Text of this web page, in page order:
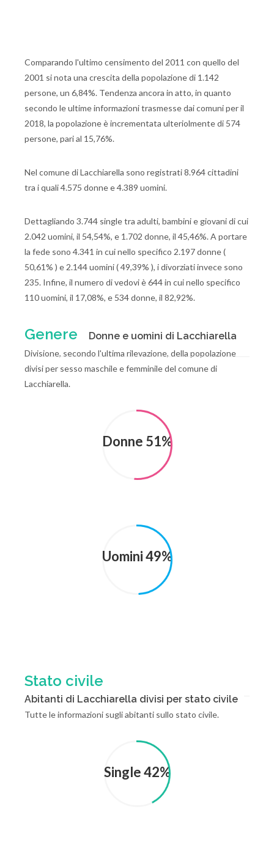
Comparando l'ultimo censimento del 2011 con quello del
2001 si nota una crescita della popolazione di 1.142
persone, un 6,84%. Tendenza ancora in atto, in quanto
secondo le ultime informazioni trasmesse dai comuni per il
2018, la popolazione è incrementata ulteriolmente di 574
persone, pari al 15,76%.
Nel comune di Lacchiarella sono registrati 8.964 cittadini
tra i quali 4.575 donne e 4.389 uomini.
Dettagliando 3.744 single tra adulti, bambini e giovani di cui
2.042 uomini, il 54,54%, e 1.702 donne, il 45,46%. A portare
la fede sono 4.341 in cui nello specifico 2.197 donne (
50,61% ) e 2.144 uomini ( 49,39% ), i divorziati invece sono
235. Infine, il numero di vedovi è 644 in cui nello specifico
110 uomini, il 17,08%, e 534 donne, il 82,92%.
Genere Donne e uomini di Lacchiarella
Divisione, secondo l'ultima rilevazione, della popolazione
divisi per sesso maschile e femminile del comune di
Lacchiarella.
Donne 51%
Uomini 49%
Stato civile
Abitanti di Lacchiarella divisi per stato civile
Tutte le informazioni sugli abitanti sullo stato civile.
Single 42%